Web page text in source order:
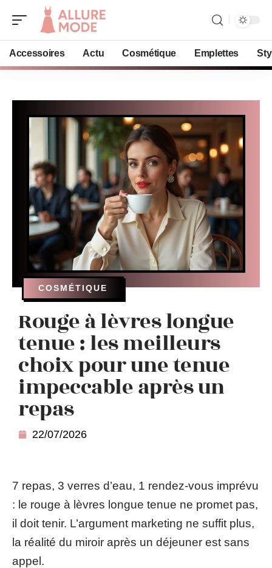
Accessoires Actu Cosmétique Emplettes
COSMÉTIQUE
Rouge à lèvres longue
tenue : les meilleurs
choix pour une tenue
impeccable après un
repas
22/07/2026
7 repas, 3 verres d’eau, 1 rendez-vous imprévu
: le rouge à lèvres longue tenue ne promet pas,
il doit tenir. L’argument marketing ne suffit plus,
la réalité du miroir après un déjeuner est sans
appel.